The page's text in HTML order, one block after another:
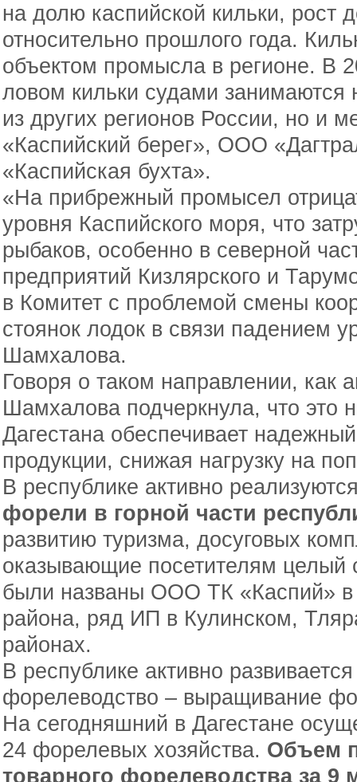
на долю каспийской кильки, рост
относительно прошлого года.
объектом промысла в регионе. В
ловом кильки судами занимаются
из других регионов России, но и
«Каспийский берег», ООО
«Каспийская бухта».
«На прибрежный промысел
уровня Каспийского моря, что
рыбаков, особенно в северной
предприятий Кизлярского и
в Комитет с проблемой смены
стоянок лодок в связи падением
Шамхалова.
Говоря о таком направлении, как
Шамхалова подчеркнула, что это
Дагестана обеспечивает
продукции, снижая нагрузку на
В республике активно
форели в горной части
развитию туризма, досуговых
оказывающие посетителям целый
были названы ООО ТК «Каспий»
района, ряд ИП в Кулинском,
районах.
В республике активно
форелеводство – выращивание
На сегодняшний в Дагестане
24 форелевых хозяйства. Объем
товарного форелеводства за 9